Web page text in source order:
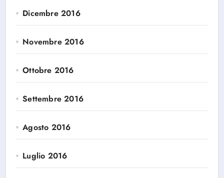
Dicembre 2016
Novembre 2016
Ottobre 2016
Settembre 2016
Agosto 2016
Luglio 2016